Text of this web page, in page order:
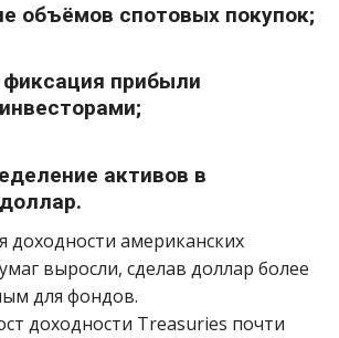
объёмов спотовых покупок;
прибыли
активов в
доходности американских
выросли, сделав доллар более
для фондов.
доходности Treasuries почти